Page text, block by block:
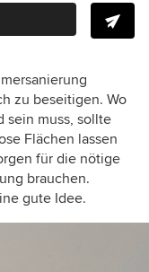
zu beseitigen. Wo
sein muss, sollte
Flächen lassen
für die nötige
brauchen.
gute Idee.